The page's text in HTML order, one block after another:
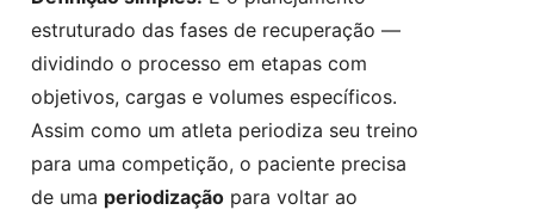
estruturado das fases de recuperação —
dividindo o processo em etapas com
objetivos, cargas e volumes específicos.
Assim como um atleta periodiza seu treino
para uma competição, o paciente precisa
de uma periodização para voltar ao